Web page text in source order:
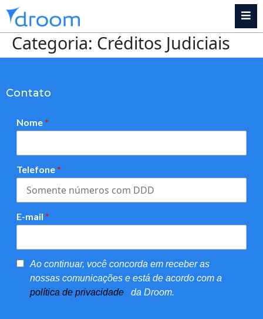
Categoria: Créditos Judiciais
Contato
Nome *
Telefone *
E-mail *
Ao continuar, você concorda em receber as
nossas comunicações e está de acordo com a
política de privacidade
da Droom.